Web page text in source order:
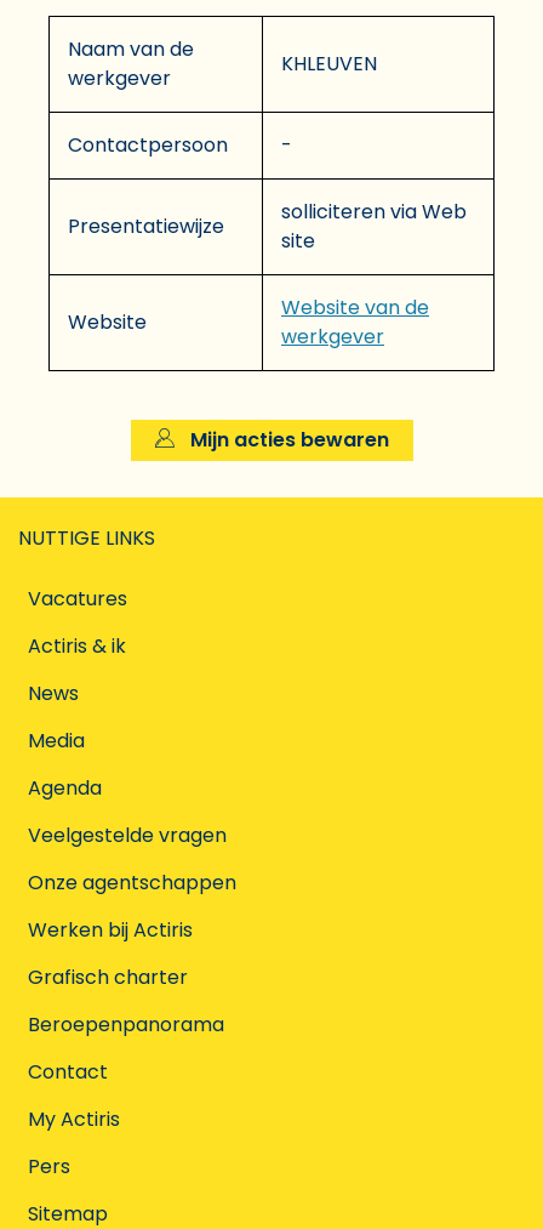
Naam van de
werkgever
KHLEUVEN
Contactpersoon -
Presentatiewijze
solliciteren via Web
site
Website
Website van de
werkgever
Mijn acties bewaren
NUTTIGE LINKS
Vacatures
Actiris & ik
News
Media
Agenda
Veelgestelde vragen
Onze agentschappen
Werken bij Actiris
Grafisch charter
Beroepenpanorama
Contact
My Actiris
Pers
Sitemap